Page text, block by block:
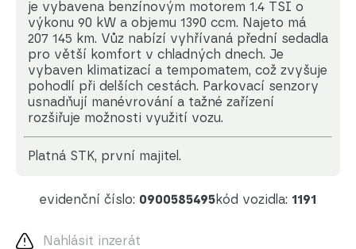
je vybavena benzínovým motorem 1.4 TSI o
výkonu 90 kW a objemu 1390 ccm. Najeto má
207 145 km. Vůz nabízí vyhřívaná přední sedadla
pro větší komfort v chladných dnech. Je
vybaven klimatizací a tempomatem, což zvyšuje
pohodlí při delších cestách. Parkovací senzory
usnadňují manévrování a tažné zařízení
rozšiřuje možnosti využití vozu.
platná STK, první majitel.
evidenční číslo: 0900585495kód vozidla: 1191
Nahlásit inzerát